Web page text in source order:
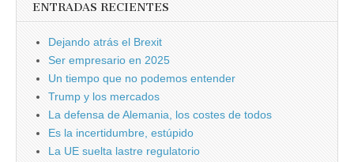
ENTRADAS RECIENTES
Dejando atrás el Brexit
Ser empresario en 2025
Un tiempo que no podemos entender
Trump y los mercados
La defensa de Alemania, los costes de todos
Es la incertidumbre, estúpido
La UE suelta lastre regulatorio